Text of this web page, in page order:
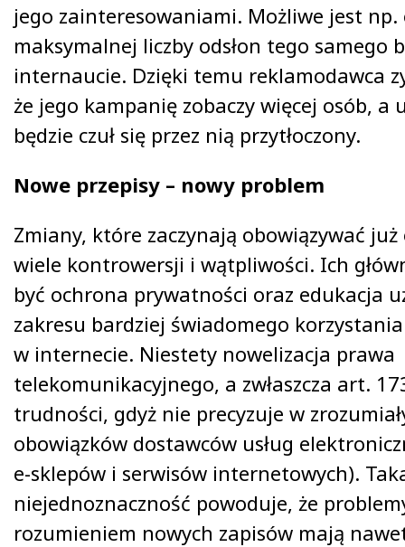
jego zainteresowaniami. Możliwe jest np.
maksymalnej liczby odsłon tego samego
internaucie. Dzięki temu reklamodawca
że jego kampanię zobaczy więcej osób, a
będzie czuł się przez nią przytłoczony.
Nowe przepisy – nowy problem
Zmiany, które zaczynają obowiązywać
wiele kontrowersji i wątpliwości. Ich
być ochrona prywatności oraz edukacja
zakresu bardziej świadomego
w internecie. Niestety nowelizacja prawa
telekomunikacyjnego, a zwłaszcza art.
trudności, gdyż nie precyzuje w
obowiązków dostawców usług
e-sklepów i serwisów internetowych).
niejednoznaczność powoduje, że
rozumieniem nowych zapisów mają